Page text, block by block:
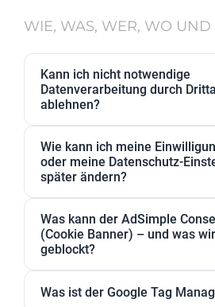
WIE, WAS, WER, WO
Kann ich nicht notwendige
Datenverarbeitung durch
ablehnen?
nicht notwendig eingestuft
Datenschutz-Einstellungen
Zweckgruppen akzeptieren oder
Wie kann ich meine
oder meine Datenschutz-
später ändern?
ändern. Außerdem können Sie
jederzeit widerrufen, indem Sie
Was kann der AdSimple
(Cookie Banner) – und was
geblockt?
JavaScript-Lösung oder
Was ist der Google Tag